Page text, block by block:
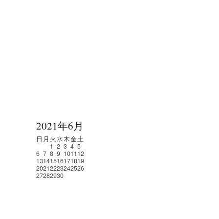
2021年6月
日 月 火水木金土
1 2 3 4 5
6 7 8 9 101112
13141516171819
20212223242526
27282930